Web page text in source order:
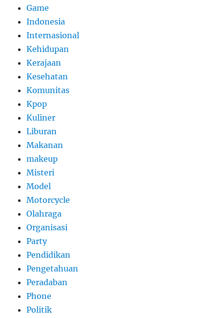
Game
Indonesia
Internasional
Kehidupan
Kerajaan
Kesehatan
Komunitas
Kpop
Kuliner
Liburan
Makanan
makeup
Misteri
Model
Motorcycle
Olahraga
Organisasi
Party
Pendidikan
Pengetahuan
Peradaban
Phone
Politik